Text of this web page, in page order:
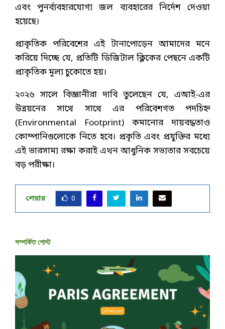
এবং পুনর্ব্যবহারযোগ্য জল ব্যবহারের নির্দেশ দেওয়া
হয়েছে।
প্রাকৃতিক পরিবেশের এই টানাপোড়েন আমাদের মনে
করিয়ে দিচ্ছে যে, প্রতিটি ডিজিটাল ক্লিকের পেছনে একটি
প্রাকৃতিক মূল্য চুকোতে হয়।
২০২৬ সালে বিজ্ঞানীরা দাবি তুলেছেন যে, এআই-এর
উন্নয়নের সাথে সাথে এর পরিবেশগত পদচিহ্ন
(Environmental Footprint) কমানোর দায়বদ্ধতাও
কোম্পানিগুলোকে নিতে হবে। প্রকৃতি এবং প্রযুক্তির মধ্যে
এই ভারসাম্য রক্ষা করাই এখন আধুনিক সভ্যতার সবচেয়ে
বড় পরীক্ষা।
শেয়ার 0
সম্পর্কিত পোস্ট